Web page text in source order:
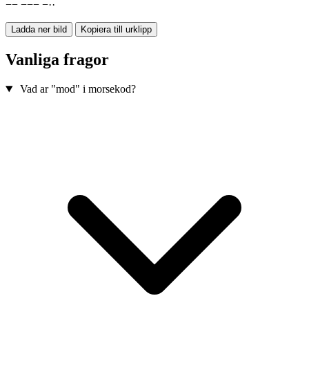
−− −−− −··
Ladda ner bild Kopiera till urklipp
Vanliga fragor
Vad ar "mod" i morsekod?